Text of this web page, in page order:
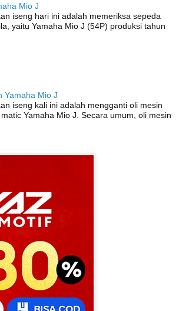
Mio J
iseng hari ini adalah memeriksa sepeda
yaitu Yamaha Mio J (54P) produksi tahun
Yamaha Mio J
iseng kali ini adalah mengganti oli mesin
Yamaha Mio J. Secara umum, oli mesin